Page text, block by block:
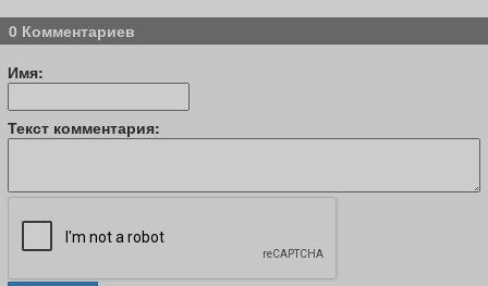
0 Комментариев
Имя:
Текст комментария: